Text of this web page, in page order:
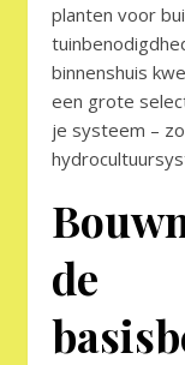
planten voor
binnenshuis
een grote
je systeem –
de